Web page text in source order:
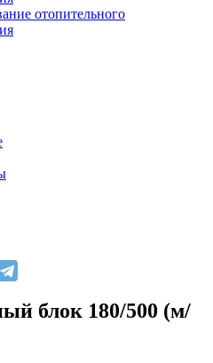
отопительного
блок 180/500 (м/